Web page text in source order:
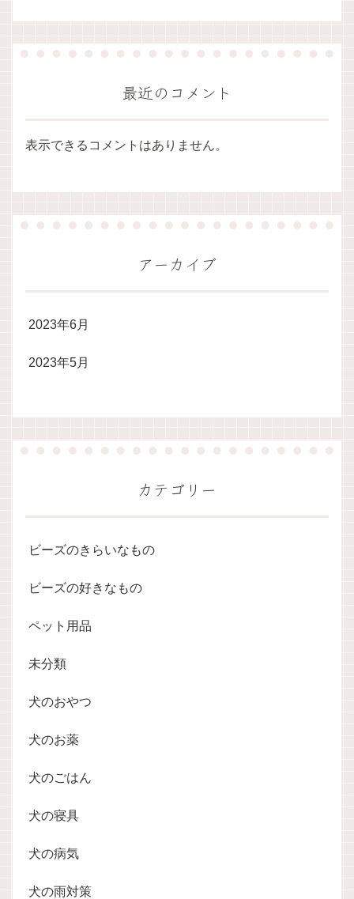
最近のコメント
表示できるコメントはありません。
アーカイブ
2023年6月
2023年5月
カテゴリー
ビーズのきらいなもの
ビーズの好きなもの
ペット用品
未分類
犬のおやつ
犬のお薬
犬のごはん
犬の寝具
犬の病気
犬の雨対策